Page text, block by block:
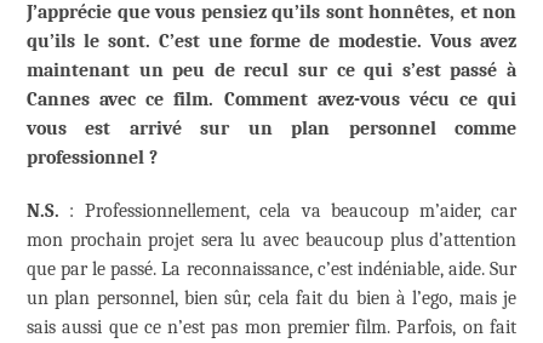
J’apprécie que vous pensiez qu’ils sont honnêtes, et non
qu’ils le sont. C’est une forme de modestie. Vous avez
maintenant un peu de recul sur ce qui s’est passé à
Cannes avec ce film. Comment avez-vous vécu ce qui
vous est arrivé sur un plan personnel comme
professionnel ?
N.S. : Professionnellement, cela va beaucoup m’aider, car
mon prochain projet sera lu avec beaucoup plus d’attention
que par le passé. La reconnaissance, c’est indéniable, aide. Sur
un plan personnel, bien sûr, cela fait du bien à l’ego, mais je
sais aussi que ce n’est pas mon premier film. Parfois, on fait